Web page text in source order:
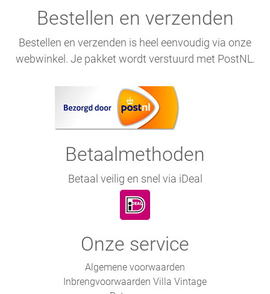
Bestellen en verzenden
Bestellen en verzenden is heel eenvoudig via onze
webwinkel. Je pakket wordt verstuurd met PostNL.
Betaalmethoden
Betaal veilig en snel via iDeal
Onze service
Algemene voorwaarden
Inbrengvoorwaarden Villa Vintage